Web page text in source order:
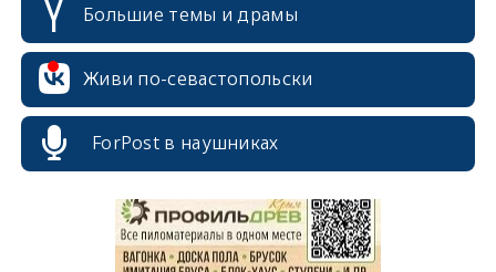
Большие темы и драмы
Живи по-севастопольски
ForPost в наушниках
erid: 2SDnjcrDNw6